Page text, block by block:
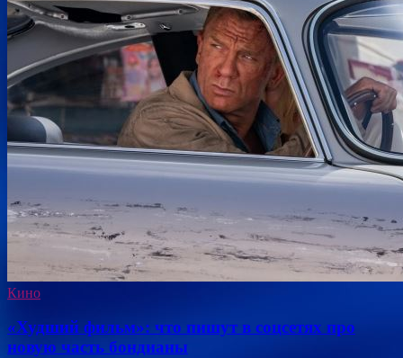
Кино
«Худший фильм»: что пишут в соцсетях про
новую часть бондианы